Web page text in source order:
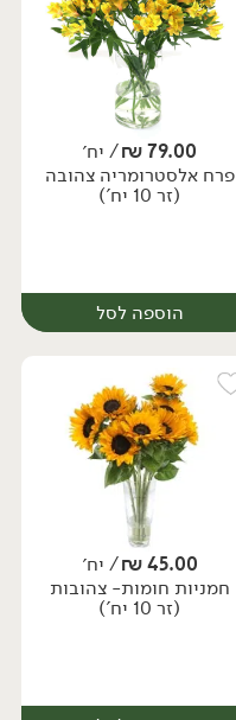
יח׳
79.00
₪/ יח׳
פרח אלסטרומריה צהובה
(זר 10 יח')
הוספה לסל
יח׳
45.00
₪/ יח׳
חמניות חומות- צהובות
(זר 10 יח')